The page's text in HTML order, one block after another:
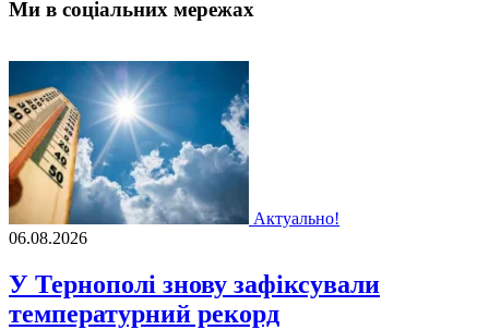
Ми в соціальних мережах
Актуально!
06.08.2026
У Тернополі знову зафіксували
температурний рекорд